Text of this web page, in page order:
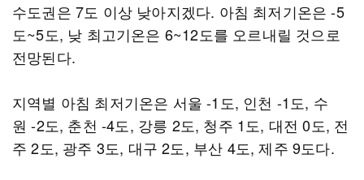
수도권은 7도 이상 낮아지겠다. 아침 최저기온은 -5
도~5도, 낮 최고기온은 6~12도를 오르내릴 것으로
전망된다.
지역별 아침 최저기온은 서울 -1도, 인천 -1도, 수
원 -2도, 춘천 -4도, 강릉 2도, 청주 1도, 대전 0도, 전
주 2도, 광주 3도, 대구 2도, 부산 4도, 제주 9도다.